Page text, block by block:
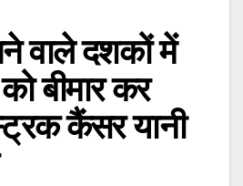
वाले दशकों में
बीमार कर
कैंसर यानी